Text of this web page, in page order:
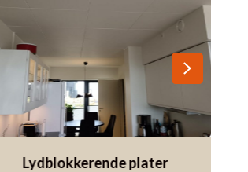
Lydblokkerende plater